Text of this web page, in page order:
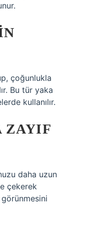
çoğunlukla
Bu tür yaka
kullanılır.
ZAYIF
daha uzun
çekerek